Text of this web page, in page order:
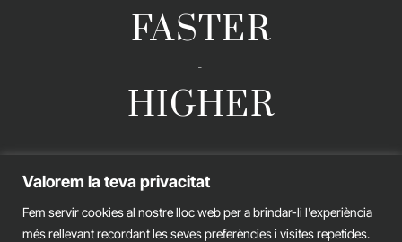
Valorem la teva privacitat
Fem servir cookies al nostre lloc web per a brindar-li l'experiència
més rellevant recordant les seves preferències i visites repetides.
FASTER
-
HIGHER
-
STRONGER